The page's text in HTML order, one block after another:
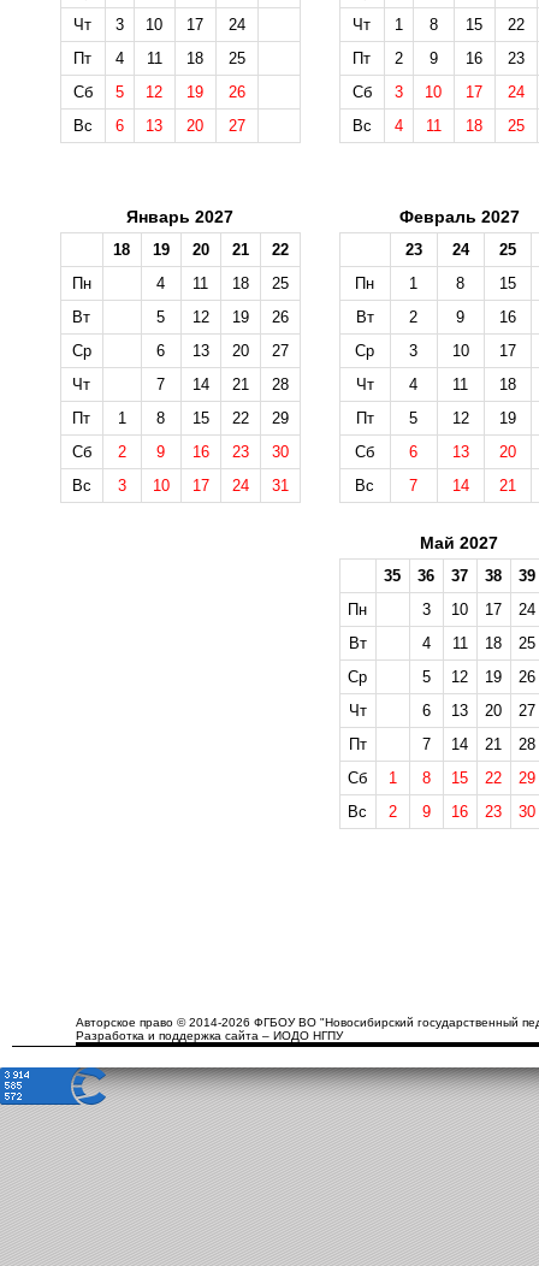
Чт
3 10 17
24
Пт
4 11 18
25
Сб
5 12 19
26
Вс
6 13 20 27
Чт
1 8 15
22
Пт
2 9 16
23
Сб
3 10 17
24
Вс
4 11 18 25
Январь 2027
18 19 20 21
22
Пн
4 11 18
25
Вт
5 12 19
26
Ср
6 13 20
27
Чт
7 14 21
28
Пт
1 8 15 22
29
Сб
2 9 16 23
30
Вс
3 10 17 24 31
Февраль 2027
23 24
25
Пн
1 8
15
Вт
2 9
16
Ср
3 10
17
Чт
4 11
18
Пт
5 12
19
Сб
6 13
20
Вс
7 14 21
Май 2027
35 36 37 38
39
Пн
3 10 17
24
Вт
4 11 18
25
Ср
5 12 19
26
Чт
6 13 20
27
Пт
7 14 21
28
Сб
1 8 15 22
29
Вс
2 9 16 23 30
Авторское право © 2014-2026 ФГБОУ ВО "Новосибирский государственный
Разработка и поддержка сайта – ИОДО НГПУ